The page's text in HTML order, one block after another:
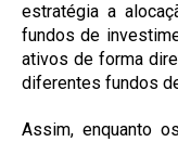
estratégia a
fundos de
ativos de forma
diferentes fundos
Assim, enquanto